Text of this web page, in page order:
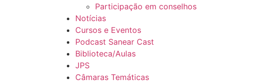
Participação em conselhos
Notícias
Cursos e Eventos
Podcast Sanear Cast
Biblioteca/Aulas
JPS
Câmaras Temáticas